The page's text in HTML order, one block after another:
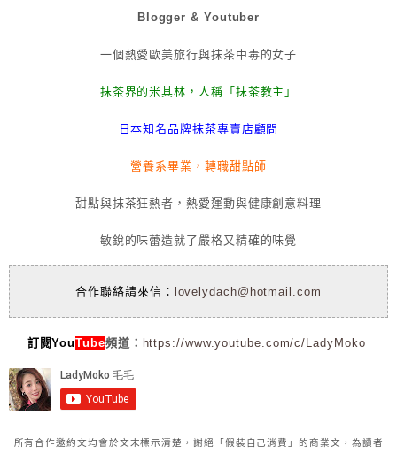
Blogger & Youtuber
一個熱愛歐美旅行與抹茶中毒的女子
抹茶界的米其林，人稱「抹茶教主」
日本知名品牌抹茶專賣店顧問
營養系畢業，轉職甜點師
甜點與抹茶狂熱者，熱愛運動與健康創意料理
敏銳的味蕾造就了嚴格又精確的味覺
合作聯絡請來信： lovelydach@hotmail.com
訂閱YouTube頻道： https://www.youtube.com/c/LadyMoko
所有合作邀約文均會於文末標示清楚，謝絕「假裝自己消費」的商業文，為讀者